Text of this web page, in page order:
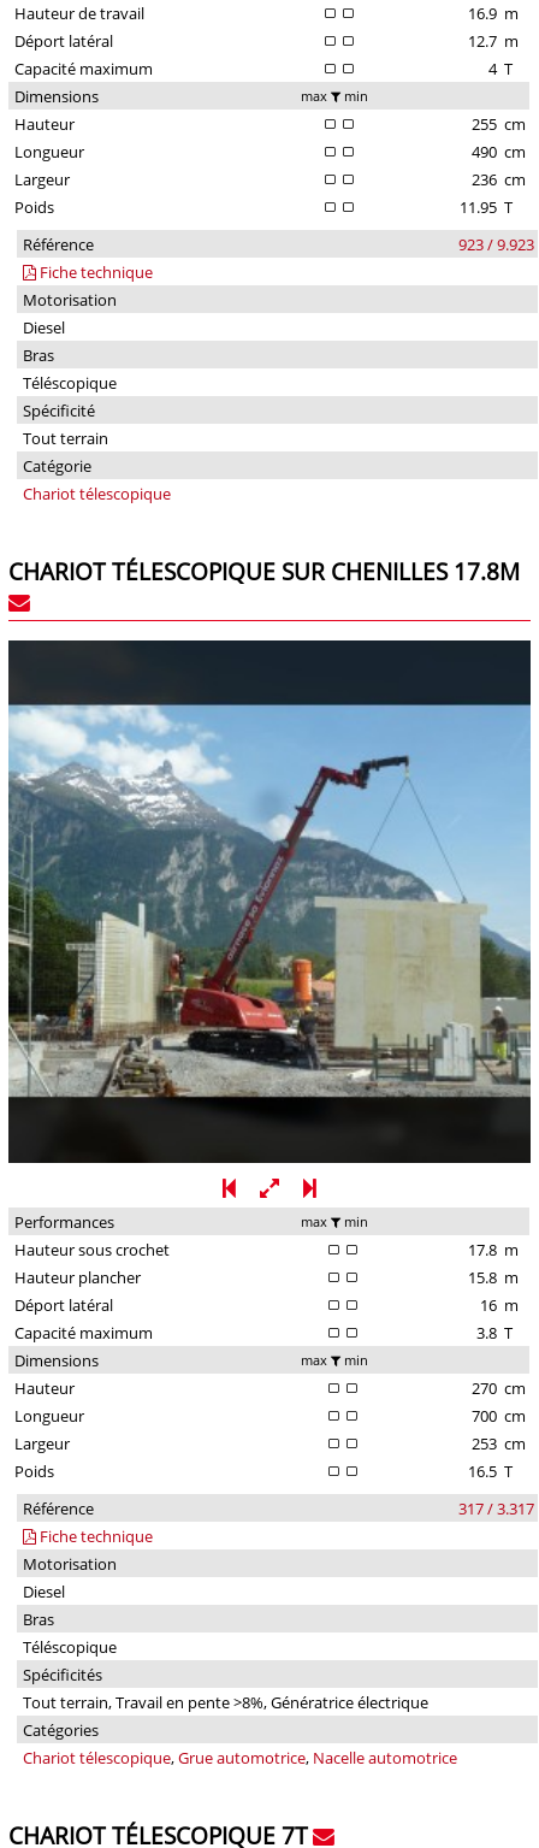
Hauteur de travail 16.9 m
Déport latéral
12.7 m
Capacité maximum
4 T
Dimensions
max min
Hauteur 255 cm
Longueur
490 cm
Largeur
236 cm
Poids
11.95 T
Référence
923 / 9.923
Fiche technique
Motorisation
Diesel
Bras
Téléscopique
Spécificité
Tout terrain
Catégorie
Chariot télescopique
CHARIOT TÉLESCOPIQUE SUR CHENILLES 17.8M
Performances max min
Hauteur sous crochet 17.8 m
Hauteur plancher
15.8 m
Déport latéral
16 m
Capacité maximum
3.8 T
Dimensions
max min
Hauteur 270 cm
Longueur
700 cm
Largeur
253 cm
Poids
16.5 T
Référence
317 / 3.317
Fiche technique
Motorisation
Diesel
Bras
Téléscopique
Spécificités
Tout terrain, Travail en pente >8%, Génératrice électrique
Catégories
Chariot télescopique,Grue automotrice, Nacelle automotrice
CHARIOT TÉLESCOPIQUE 7T